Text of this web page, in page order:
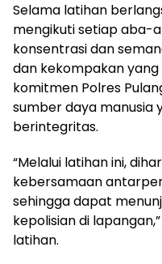
Selama latihan
mengikuti setiap aba-
konsentrasi dan
dan kekompakan
komitmen Polres
sumber daya manusia
berintegritas.
“Melalui latihan ini,
kebersamaan
sehingga dapat
kepolisian di
latihan.